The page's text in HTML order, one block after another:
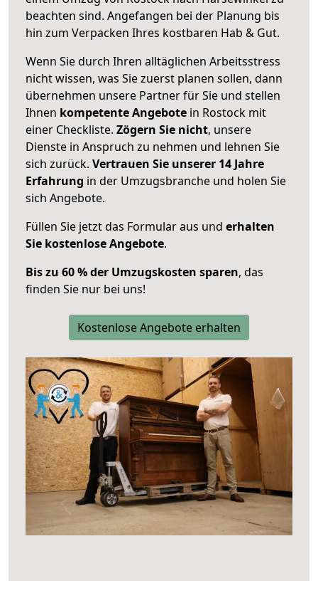
beachten sind. Angefangen bei der Planung bis
hin zum Verpacken Ihres kostbaren Hab & Gut.
Wenn Sie durch Ihren alltäglichen Arbeitsstress
nicht wissen, was Sie zuerst planen sollen, dann
übernehmen unsere Partner für Sie und stellen
Ihnen kompetente Angebote in Rostock mit
einer Checkliste. Zögern Sie nicht, unsere
Dienste in Anspruch zu nehmen und lehnen Sie
sich zurück. Vertrauen Sie unserer 14 Jahre
Erfahrung in der Umzugsbranche und holen Sie
sich Angebote.
Füllen Sie jetzt das Formular aus und erhalten
Sie kostenlose Angebote.
Bis zu 60 % der Umzugskosten sparen, das
finden Sie nur bei uns!
Kostenlose Angebote erhalten